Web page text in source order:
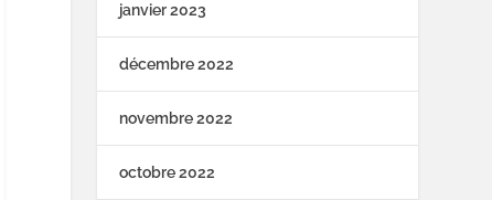
janvier 2023
décembre 2022
novembre 2022
octobre 2022